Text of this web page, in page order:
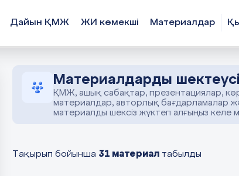
Дайын ҚМЖ ЖИ көмекші Материалдар
Материалдарды
ҚМЖ, ашық сабақтар, презентациялар,
материалдар, авторлық бағдарламалар
материалды шексіз жүктеп алғыңыз келе
Тақырып бойынша 31 материал табылды